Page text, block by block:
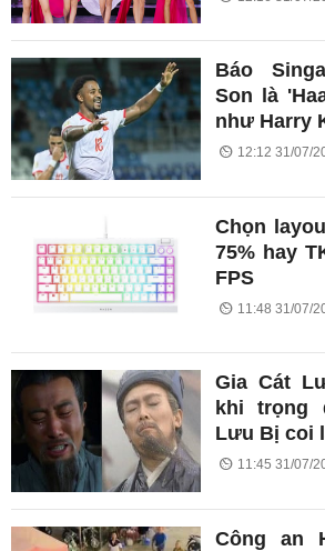
Báo
Son là
như Harry
12:12 31/07/
Chọn
75% hay
FPS
11:48 31/07/
Gia Cát
khi trọng
Lưu Bị coi
11:45 31/07/
Công an